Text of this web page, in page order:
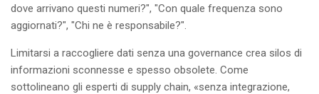
dove arrivano questi numeri?", "Con quale frequenza sono
aggiornati?", "Chi ne è responsabile?".
Limitarsi a raccogliere dati senza una governance crea silos di
informazioni sconnesse e spesso obsolete. Come
sottolineano gli esperti di supply chain, «senza integrazione,